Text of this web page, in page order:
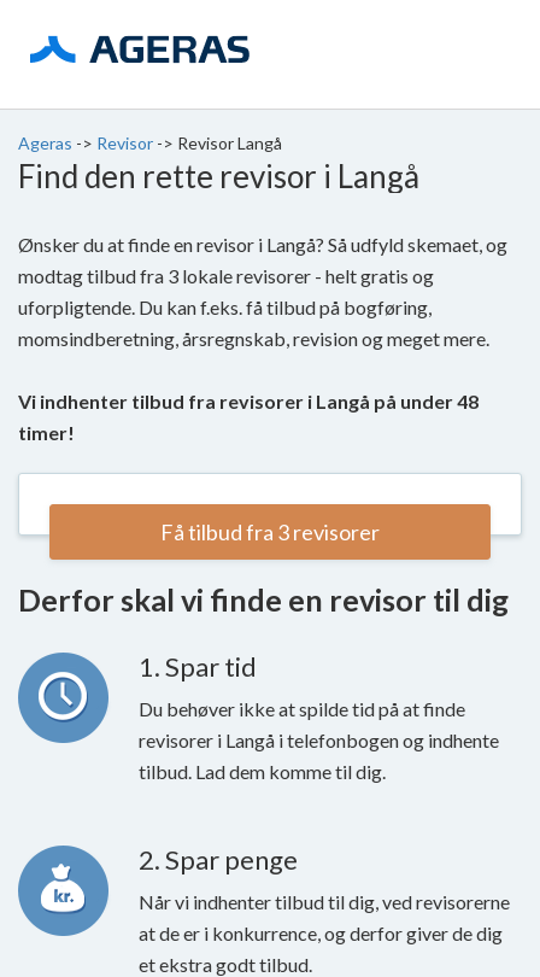
Ageras -> Revisor -> Revisor Langå
Find den rette revisor i Langå
Ønsker du at finde en revisor i Langå? Så udfyld skemaet, og
modtag tilbud fra 3 lokale revisorer - helt gratis og
uforpligtende. Du kan f.eks. få tilbud på bogføring,
momsindberetning, årsregnskab, revision og meget mere.
Vi indhenter tilbud fra revisorer i Langå på under 48
timer!
Få tilbud fra 3 revisorer
Derfor skal vi finde en revisor til dig
1. Spar tid
Du behøver ikke at spilde tid på at finde
revisorer i Langå i telefonbogen og indhente
tilbud. Lad dem komme til dig.
2. Spar penge
Når vi indhenter tilbud til dig, ved revisorerne
at de er i konkurrence, og derfor giver de dig
et ekstra godt tilbud.